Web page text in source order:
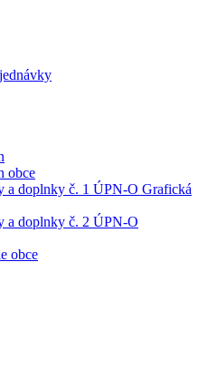
obce
a doplnky č. 1 ÚPN-O Grafická
a doplnky č. 2 ÚPN-O
obce